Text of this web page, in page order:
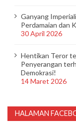
Ganyang
Perdamaian dan
30 April 2026
Hentikan Teror
Penyerangan
Demokrasi!
14 Maret 2026
HALAMAN